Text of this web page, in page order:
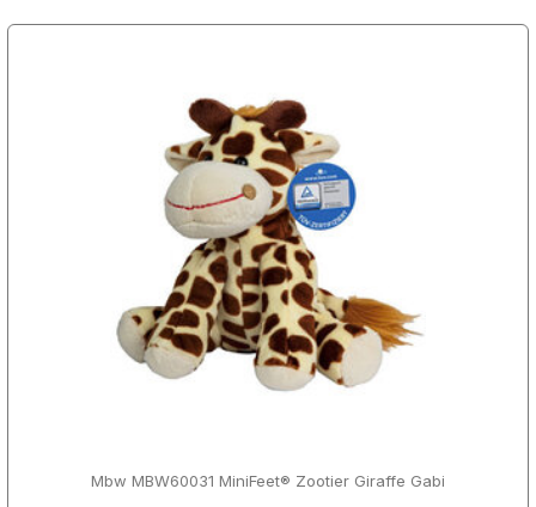
Mbw MBW60031 MiniFeet® Zootier Giraffe Gabi